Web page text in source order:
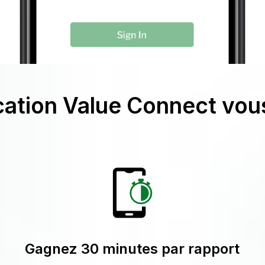
Value Connect
Gagnez 30 minutes par rapport